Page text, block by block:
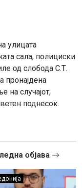
улицата
сала, полициски
од слобода С.Т.
пронајдена
на случајот,
поднесок.
објава